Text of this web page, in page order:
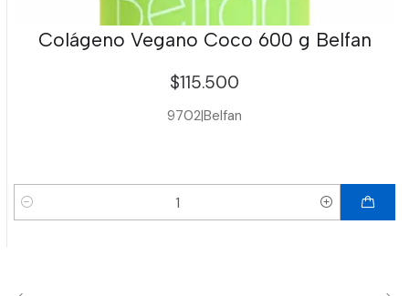
Colágeno Vegano Coco 600 g Belfan
$115.500
9702|Belfan
Cantidad